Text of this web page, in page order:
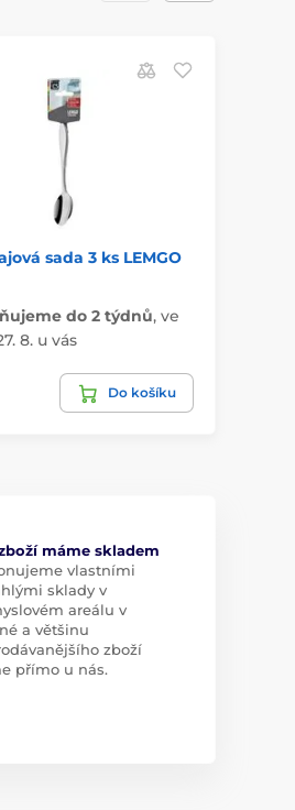
sada 3 ks LEMGO
do 2 týdnů, ve
8. u vás
Do košíku
máme skladem
vlastními
sklady v
areálu v
a většinu
zboží
přímo u nás.